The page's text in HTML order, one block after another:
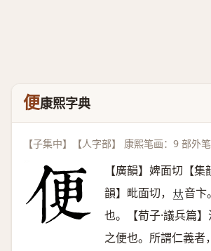
便康熙字典
【子集中】【人字部】 康熙笔画：9 部外
【廣韻】婢面切【
韻】毗面切， 𠀤音卞
也。【荀子·議兵篇
之便也。所謂仁義者